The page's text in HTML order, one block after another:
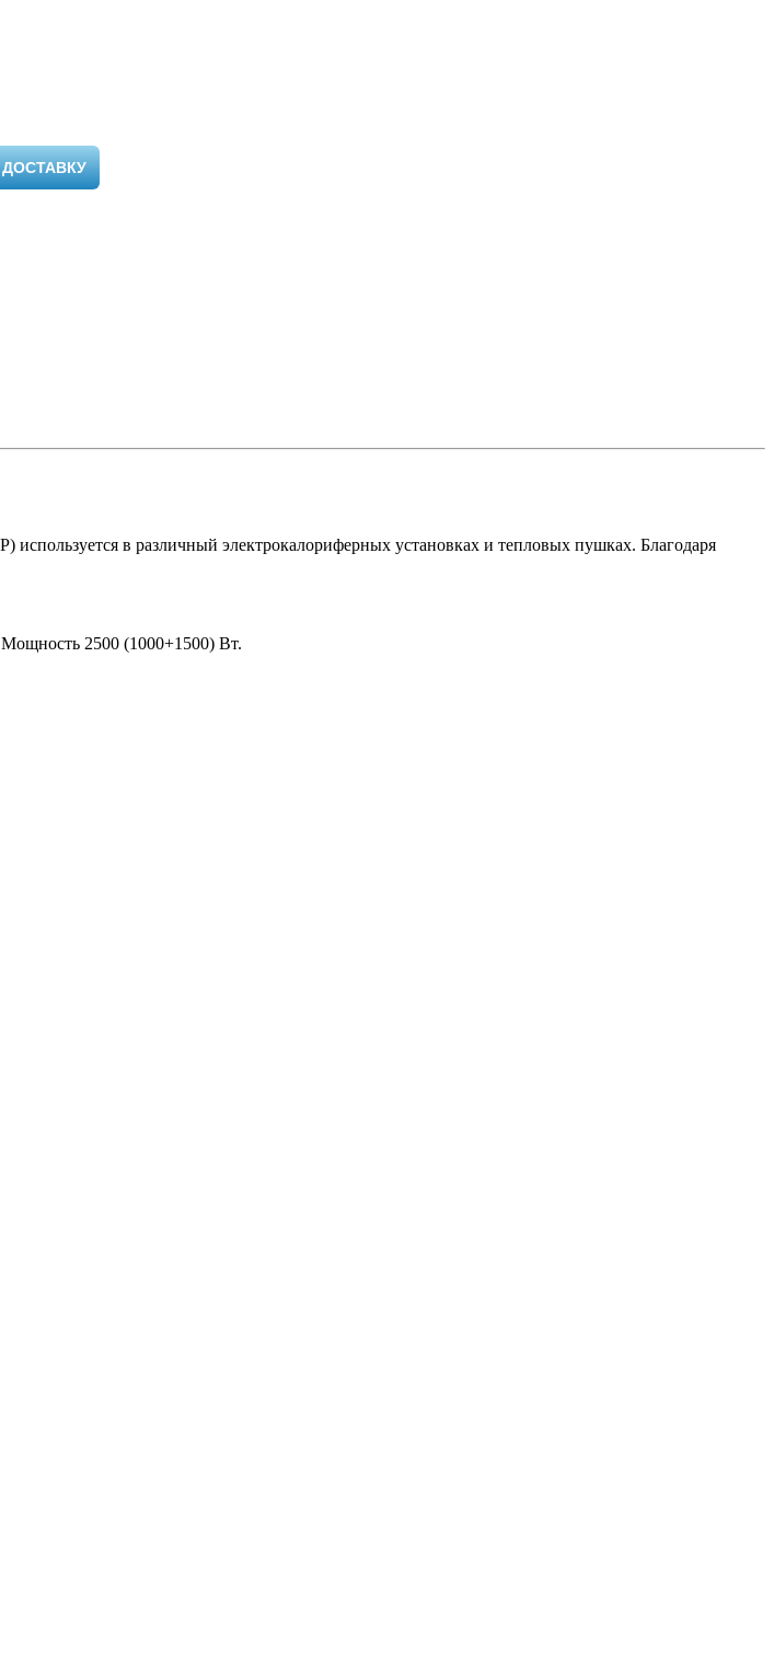
в различный электрокалориферных установках и тепловых пушках. Благодаря
2500 (1000+1500) Вт.